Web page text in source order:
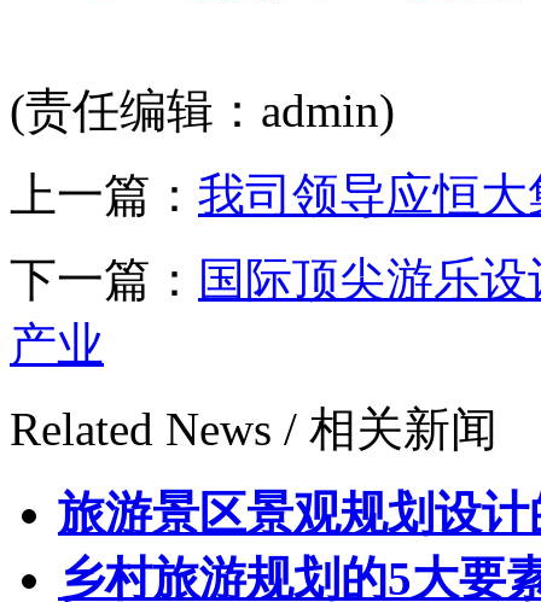
(责任编辑：admin)
上一篇： 我司领导应恒
下一篇： 国际顶尖游乐
产业
Related News / 相关新闻
旅游景区景观规划设计
乡村旅游规划的5大要